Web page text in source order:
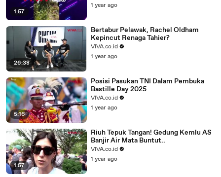
1:57
1 year ago
26:38
Bertabur Pelawak, Rachel Oldham
Kepincut Renaga Tahier?
VIVA.co.id
1 year ago
5:16
Posisi Pasukan TNI Dalam Pembuka
Bastille Day 2025
VIVA.co.id
1 year ago
1:57
Riuh Tepuk Tangan! Gedung Kemlu AS
Banjir Air Mata Buntut..
VIVA.co.id
1 year ago